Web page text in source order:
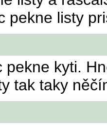
pekne listy
pekne kyti.
tak taky